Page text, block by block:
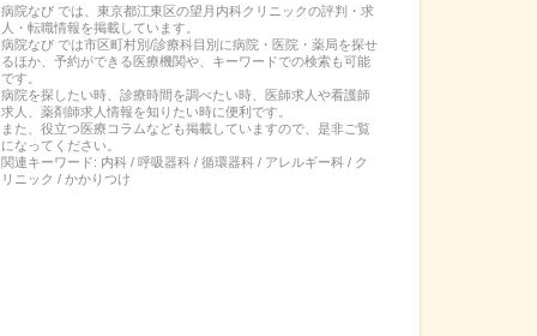
病院なび では、 東京都江東区の望月内科クリニックの評判・求
人・転職情報を掲載しています。
病院なび では市区町村別/診療科目別に病院・医院・薬局を探せ
るほか、予約ができる医療機関や、キーワードでの検索も可能
です。
病院を探したい時、診療時間を調べたい時、医師求人や看護師
求人、薬剤師求人情報を知りたい時に便利です。
また、役立つ医療コラムなども掲載していますので、是非ご覧
になってください。
関連キーワード: 内科 / 呼吸器科 / 循環器科 / アレルギー科 / ク
リニック / かかりつけ